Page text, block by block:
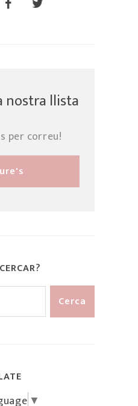
nostra llista
per correu!
▼